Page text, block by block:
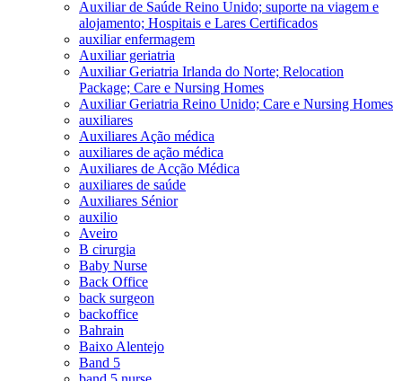
Auxiliar de Saúde Reino Unido; suporte na viagem e
alojamento; Hospitais e Lares Certificados
auxiliar enfermagem
Auxiliar geriatria
Auxiliar Geriatria Irlanda do Norte; Relocation
Package; Care e Nursing Homes
Auxiliar Geriatria Reino Unido; Care e Nursing Homes
auxiliares
Auxiliares Ação médica
auxiliares de ação médica
Auxiliares de Acção Médica
auxiliares de saúde
Auxiliares Sénior
auxilio
Aveiro
B cirurgia
Baby Nurse
Back Office
back surgeon
backoffice
Bahrain
Baixo Alentejo
Band 5